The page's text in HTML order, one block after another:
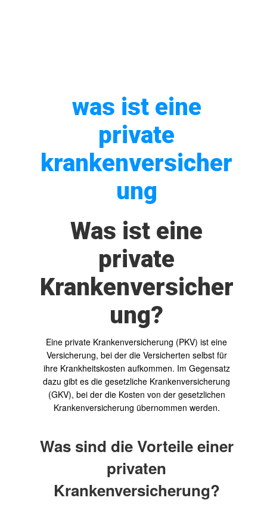
was ist eine
private
krankenversicher
ung
Was ist eine
private
Krankenversicher
ung?
Eine private Krankenversicherung (PKV) ist eine
Versicherung, bei der die Versicherten selbst für
ihre Krankheitskosten aufkommen. Im Gegensatz
dazu gibt es die gesetzliche Krankenversicherung
(GKV), bei der die Kosten von der gesetzlichen
Krankenversicherung übernommen werden.
Was sind die Vorteile einer
privaten
Krankenversicherung?